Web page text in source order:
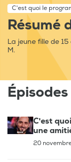
C'est quoi le
Résumé
La jeune fille de
M.
C'est
une
20